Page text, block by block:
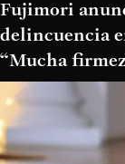
Fujimori
delincuencia
“Mucha